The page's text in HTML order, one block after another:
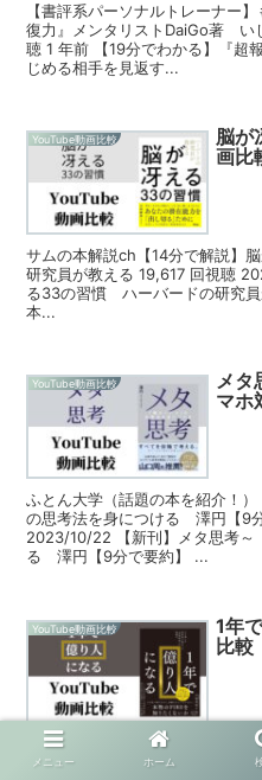
【書評系パーソナルトレーナー
復力』メンタリストDaiGo著 い
聴 1 年前 【19分でわかる】『
じめる相手を見返す...
YouTube動画比較
脳が
画比
サムの本解説ch【14分で解説】
研究員が教える 19,617 回視聴
る33の習慣 ハーバードの研究
本...
YouTube動画比較
メタ
マホ
ふとん大学（話題の本を紹介！）
の思考法を身につける 澤円【9
2023/10/22 【新刊】メタ思考～
る 澤円【9分で要約】 ...
YouTube動画比較
1年
比較
YouTube図書館【神習慣】1700
法！お金持ちが資産を築いた8
メニュー ホーム